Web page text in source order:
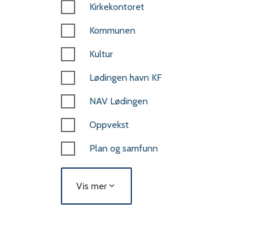
Kirkekontoret
Kommunen
Kultur
Lødingen havn KF
NAV Lødingen
Oppvekst
Plan og samfunn
Vis mer